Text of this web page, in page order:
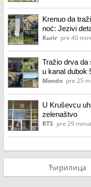
Krenuo da
noć: Jezivi
mulj dubok 5
Kurir pre 40
Tražio drva da
u kanal dubok
Crvenke
Mondo pre 25
U Kruševcu
zelenaštvo
RTS pre 29
Ћирилица